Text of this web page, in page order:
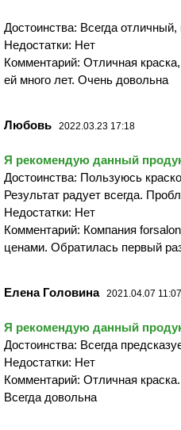
Достоинства: Всегда отличный,
Недостатки: Нет
Комментарий: Отличная
ей много лет. Очень довольна
Любовь 2022.03.23 17:18
Я рекомендую данный
Достоинства: Пользуюсь
Результат радует всегда.
Недостатки: Нет
Комментарий: Компания
ценами. Обратилась первый
Елена Головина 2021.04.07 11:07
Я рекомендую данный
Достоинства: Всегда
Недостатки: Нет
Комментарий: Отличная
Всегда довольна